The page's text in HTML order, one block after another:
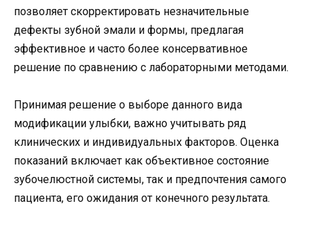
позволяет скорректировать незначительные
дефекты зубной эмали и формы, предлагая
эффективное и часто более консервативное
решение по сравнению с лабораторными методами.
Принимая решение о выборе данного вида
модификации улыбки, важно учитывать ряд
клинических и индивидуальных факторов. Оценка
показаний включает как объективное состояние
зубочелюстной системы, так и предпочтения самого
пациента, его ожидания от конечного результата.